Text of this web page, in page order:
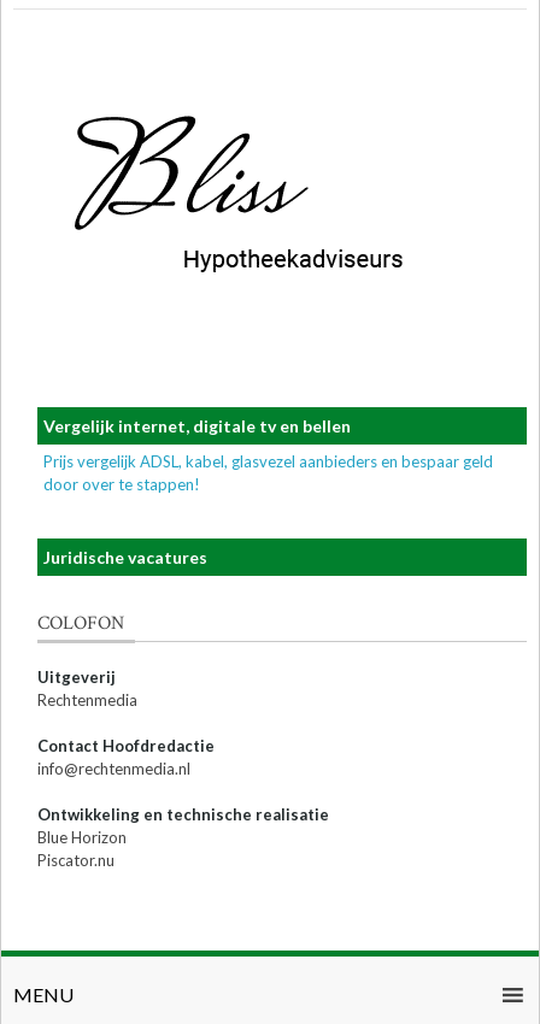
Vergelijk internet, digitale tv en bellen
Prijs vergelijk ADSL, kabel, glasvezel aanbieders en bespaar geld
door over te stappen!
Juridische vacatures
COLOFON
Uitgeverij
Rechtenmedia
Contact Hoofdredactie
info@rechtenmedia.nl
Ontwikkeling en technische realisatie
Blue Horizon
Piscator.nu
MENU